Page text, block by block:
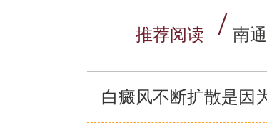
推荐阅读 南
白癜风不断扩散是因